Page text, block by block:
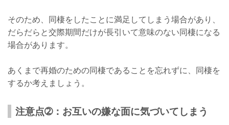
そのため、同棲をしたことに満足してしまう場合があり、
だらだらと交際期間だけが長引いて意味のない同棲になる
場合があります。
あくまで再婚のための同棲であることを忘れずに、同棲を
するか考えましょう。
注意点➁：お互いの嫌な面に気づいてしまう